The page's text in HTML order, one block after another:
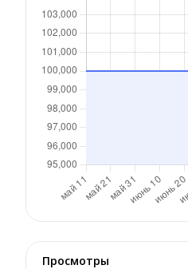
Просмотры